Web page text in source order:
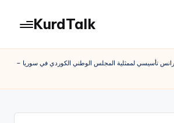
KurdTalk
اخبار
تأسيسي لممثلية المجلس الوطني الكوردي في سوريا –